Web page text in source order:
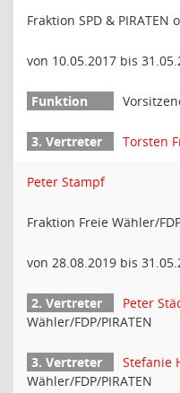
Fraktion SPD &
von 10.05.2017 bis
Torsten
Peter Stampf
Fraktion Freie Wähler/
von 28.08.2019 bis
Peter
Wähler/FDP/PIRATEN
Stefanie
Wähler/FDP/PIRATEN